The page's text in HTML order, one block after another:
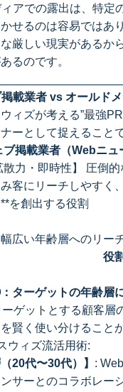
アでの露出は、特定
せるのは容易ではあ
厳しい現実があるか
るのです。
掲載業者 vs オールド
ィズが考える”最強
ーとして捉えることで
掲載業者（Webニュ
散力・即時性】 圧倒
み客にリーチし
ド」**を
広い年齢層へのリー
す。 役
ターゲットの年齢層
ーゲットとする顧客
賢く使い分けること
ウィズ流活用術:
（20代〜30代）】 :
サーとのコラボレー